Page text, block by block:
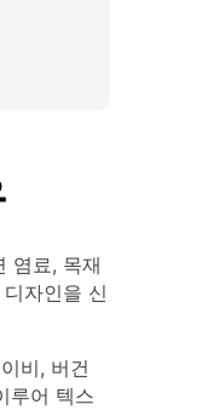
염료, 목재
자인을 신
비, 버건
루어 텍스